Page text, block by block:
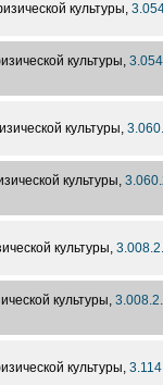
культуры,
культуры,
культуры,
культуры,
культуры,
культуры,
культуры,